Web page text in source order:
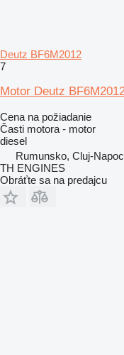
Deutz BF6M2012
7
Motor Deutz
Cena na požiadanie
Časti motora - motor
diesel
Rumunsko, Cluj-
TH ENGINES
Obráťte sa na predajcu